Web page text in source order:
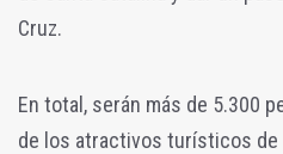
Cruz.
En total, serán más de 5.300
de los atractivos turísticos de